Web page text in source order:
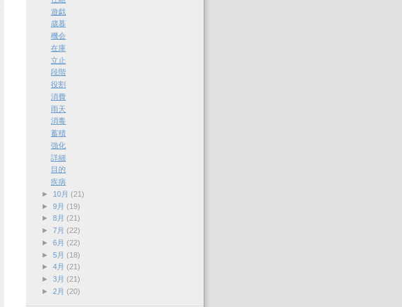
遊戯
歳暮
機会
在庫
立止
段階
役割
消費
雨天
消毒
蓄積
強化
詳細
目的
疾病
►
10月 (21)
► 9月 (19)
► 8月 (21)
► 7月 (22)
► 6月 (22)
► 5月 (18)
► 4月 (21)
► 3月 (21)
► 2月 (20)